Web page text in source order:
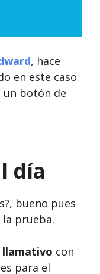
, hace
en este caso
un botón de
día
bueno pues
prueba.
llamativo con
para el